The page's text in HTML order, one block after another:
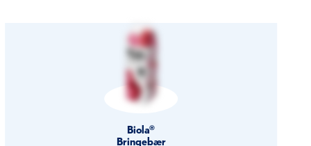
Biola®
Bringebær